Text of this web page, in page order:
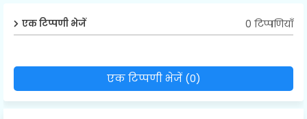
एक टिप्पणी भेजें 0 टिप्पणियाँ
एक टिप्पणी भेजें (0)